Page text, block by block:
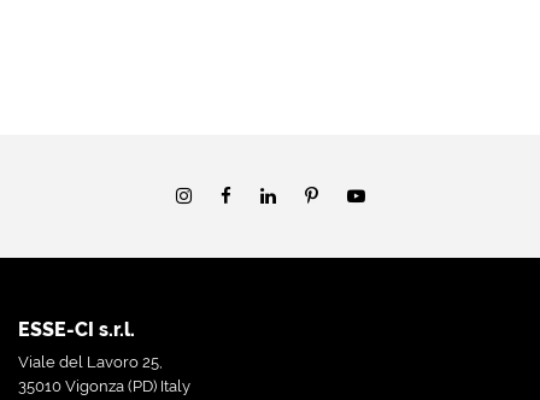
ESSE-CI s.r.l.
Viale del Lavoro 25,
35010 Vigonza (PD) Italy